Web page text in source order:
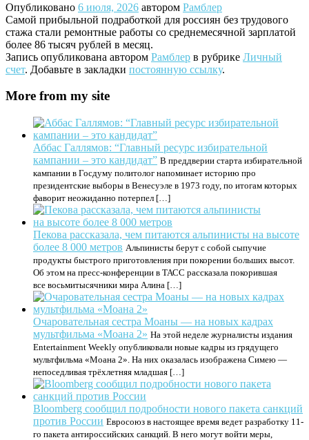
Опубликовано 6 июля, 2026 автором Рамблер
Самой прибыльной подработкой для россиян без трудового
стажа стали ремонтные работы со среднемесячной зарплатой
более 86 тысяч рублей в месяц.
Запись опубликована автором Рамблер в рубрике Личный
счет. Добавьте в закладки постоянную ссылку.
More from my site
Аббас Галлямов: “Главный ресурс избирательной
кампании – это кандидат” В преддверии старта избирательной
кампании в Госдуму политолог напоминает историю про
президентские выборы в Венесуэле в 1973 году, по итогам которых
фаворит неожиданно потерпел […]
Пекова рассказала, чем питаются альпинисты на высоте
более 8 000 метров Альпинисты берут с собой сыпучие
продукты быстрого приготовления при покорении больших высот.
Об этом на пресс-конференции в ТАСС рассказала покорившая
все восьмитысячники мира Алина […]
Очаровательная сестра Моаны — на новых кадрах
мультфильма «Моана 2» На этой неделе журналисты издания
Entertainment Weekly опубликовали новые кадры из грядущего
мультфильма «Моана 2». На них оказалась изображена Симею —
непоседливая трёхлетняя младшая […]
Bloomberg сообщил подробности нового пакета санкций
против России Евросоюз в настоящее время ведет разработку 11-
го пакета антироссийских санкций. В него могут войти меры,